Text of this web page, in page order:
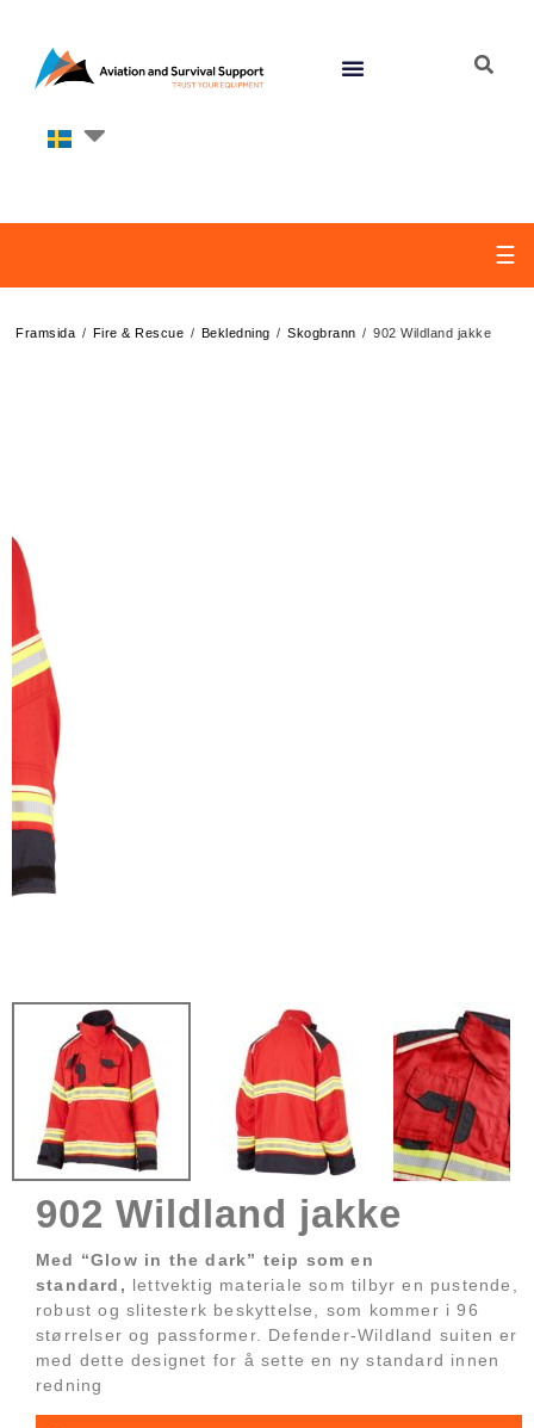
☰
Framsida / Fire & Rescue / Bekledning / Skogbrann / 902 Wildland jakke
902 Wildland jakke
Med “Glow in the dark” teip som en
standard, lettvektig materiale som tilbyr en pustende,
robust og slitesterk beskyttelse, som kommer i 96
størrelser og passformer. Defender-Wildland suiten er
med dette designet for å sette en ny standard innen
redning